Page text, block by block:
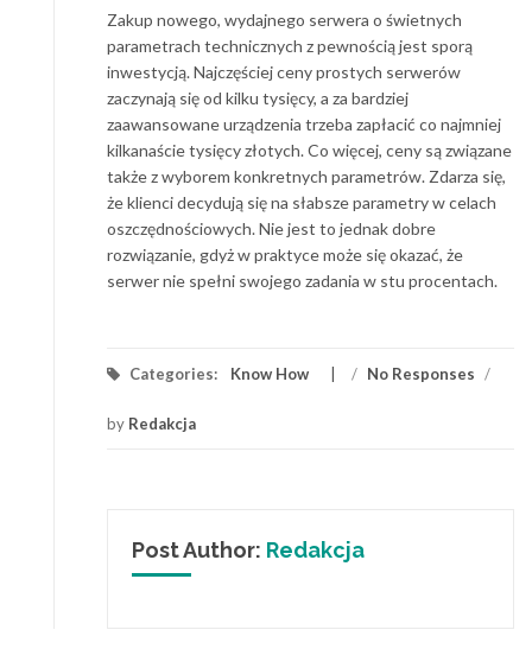
Zakup nowego, wydajnego serwera o świetnych
parametrach technicznych z pewnością jest sporą
inwestycją. Najczęściej ceny prostych serwerów
zaczynają się od kilku tysięcy, a za bardziej
zaawansowane urządzenia trzeba zapłacić co najmniej
kilkanaście tysięcy złotych. Co więcej, ceny są związane
także z wyborem konkretnych parametrów. Zdarza się,
że klienci decydują się na słabsze parametry w celach
oszczędnościowych. Nie jest to jednak dobre
rozwiązanie, gdyż w praktyce może się okazać, że
serwer nie spełni swojego zadania w stu procentach.
Categories: Know How / No Responses /
by Redakcja
Post Author: Redakcja